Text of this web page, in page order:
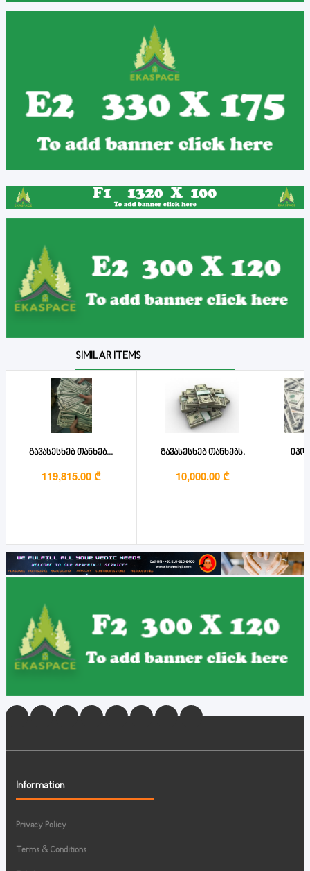
SIMILAR ITEMS
გავასესხებ თანხებ...
119,815.00 ₾
გავასესხებ თანხებს.
10,000.00 ₾
Information
Privacy Policy
Terms & Conditions